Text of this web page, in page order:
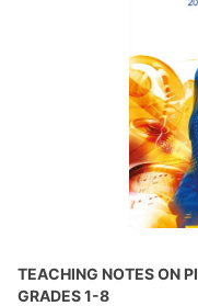
TEACHING NOTES ON
GRADES 1-8